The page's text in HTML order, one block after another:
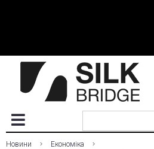
Новини
Економіка